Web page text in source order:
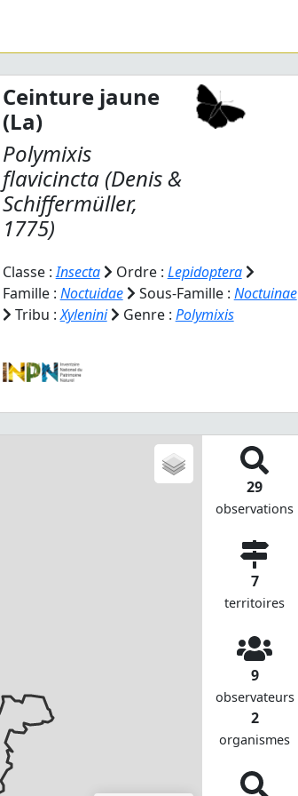
Ceinture jaune
(La)
Polymixis
flavicincta (Denis &
Schiffermüller,
1775)
Classe :Insecta Ordre : Lepidoptera
Famille : Noctuidae Sous-Famille : Noctuinae
Tribu :Xylenini Genre : Polymixis
29
observations
7
territoires
9
observateurs
2
organismes